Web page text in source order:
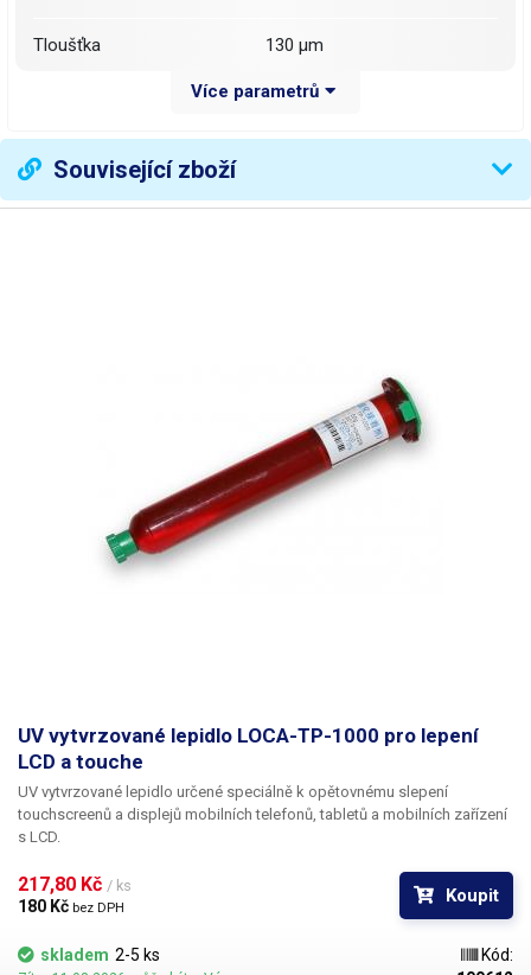
Tloušťka 130 µm
50 m
Více parametrů
Související zboží
UV vytvrzované lepidlo LOCA-TP-1000 pro lepení
LCD a touche
UV vytvrzované lepidlo určené speciálně k opětovnému slepení
touchscreenů a displejů mobilních telefonů, tabletů a mobilních zařízení
217,80 Kč / ks
180 Kč bez DPH
Koupit
skladem 2-5 ks
Kód: